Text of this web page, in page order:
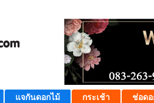
แจกันดอกไม้ กระเช้า ช่อดอ